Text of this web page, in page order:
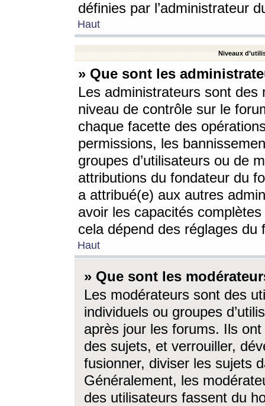
définies par l’administrateur
Haut
Niveaux
» Que sont les
Les administrateurs sont
niveau de contrôle sur le
chaque facette des
permissions, les
groupes d’utilisateurs ou de
attributions du fondateur du
a attribué(e) aux autres
avoir les capacités
cela dépend des réglages du
Haut
» Que sont les
Les modérateurs sont des
individuels ou groupes
après jour les forums. Ils ont
des sujets, et verrouiller,
fusionner, diviser les sujets
Généralement, les
des utilisateurs fassent du